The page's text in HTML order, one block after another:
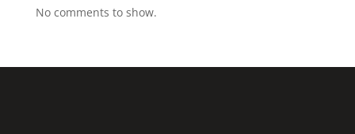
No comments to show.